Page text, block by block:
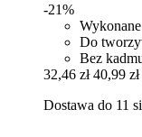
-21%
Do
Bez
32,46 zł 40,99 zł
Dostawa do 11